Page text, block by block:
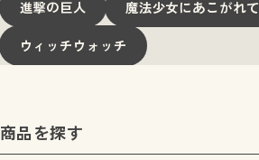
進撃の巨人 魔法少女にあこがれて
ウィッチウォッチ
商品を探す